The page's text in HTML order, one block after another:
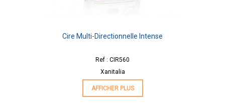
Cire Multi-Directionnelle Intense
Ref : CIR560
Xanitalia
AFFICHER PLUS